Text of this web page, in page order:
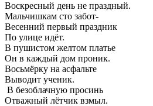
Воскресный день не праздный.
Мальчишкам сто забот-
Весенний первый праздник
По улице идёт.
В пушистом желтом платье
Он в каждый дом проник.
Восьмёрку на асфальте
Выводит ученик.
В безоблачную просинь
Отважный лётчик взмыл.